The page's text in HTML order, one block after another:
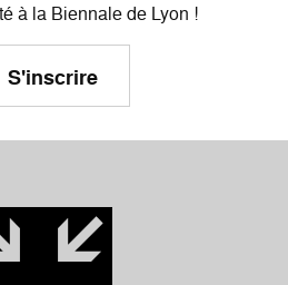
à la Biennale de Lyon !
S'inscrire